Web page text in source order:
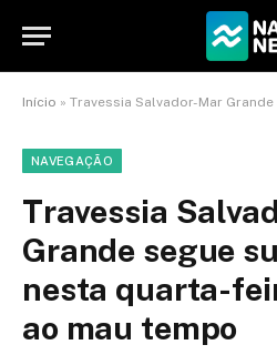
Início » Travessia Salvador-Mar Grande segue
NAVEGAÇÃO
Travessia
Grande segue
nesta quarta-
ao mau tempo